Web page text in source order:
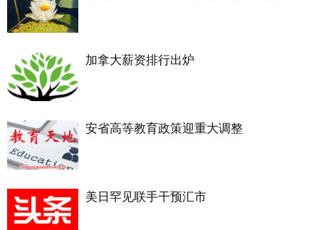
加拿大薪资排行出炉
安省高等教育政策迎重大调整
美日罕见联手干预汇市